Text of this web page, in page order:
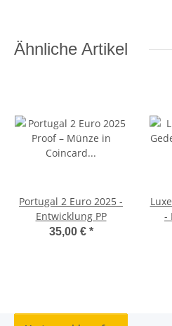
Ähnliche Artikel
Portugal 2 Euro 2025 -
Entwicklung PP
35,00 € *
-